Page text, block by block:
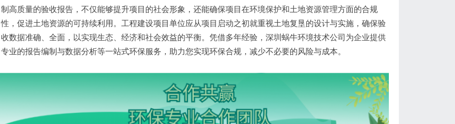
制高质量的验收报告，不仅能够提升项目的社会形象，还能确保项目在环境保护和土地资源管理方面的合规
性，促进土地资源的可持续利用。工程建设项目单位应从项目启动之初就重视土地复垦的设计与实施，确保验
收数据准确、全面，以实现生态、经济和社会效益的平衡。凭借多年经验，深圳蜗牛环境技术公司为企业提供
专业的报告编制与数据分析等一站式环保服务，助力您实现环保合规，减少不必要的风险与成本。